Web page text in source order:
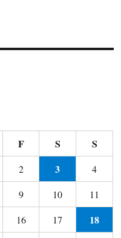
F S S
2 3
4
9 10
11
16 17 18